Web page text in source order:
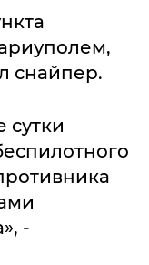
снайпер.
сутки
-